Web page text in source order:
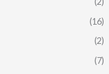
(16)
(2)
(7)